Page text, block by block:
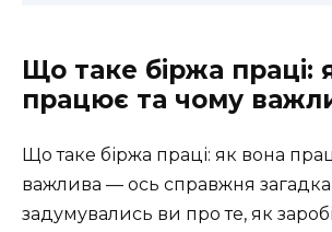
Що таке біржа праці:
працює та чому
Що таке біржа праці: як вона
важлива — ось справжня загадка
задумувались ви про те, як